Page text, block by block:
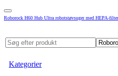
Roborock H60 Hub Ultra robotstøvsuger med HEPA-
Kategorier